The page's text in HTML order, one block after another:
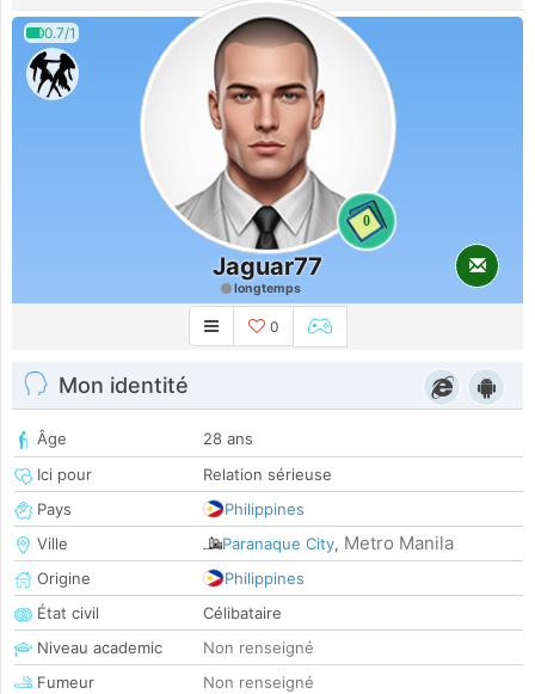
0.7/1
0
Jaguar77
longtemps
0
Mon identité
Âge
28 ans
Ici pour
Relation sérieuse
Pays
Philippines
Ville
Paranaque City, Metro Manila
Origine
Philippines
État civil
Célibataire
Niveau academic
Non renseigné
Fumeur
Non renseigné